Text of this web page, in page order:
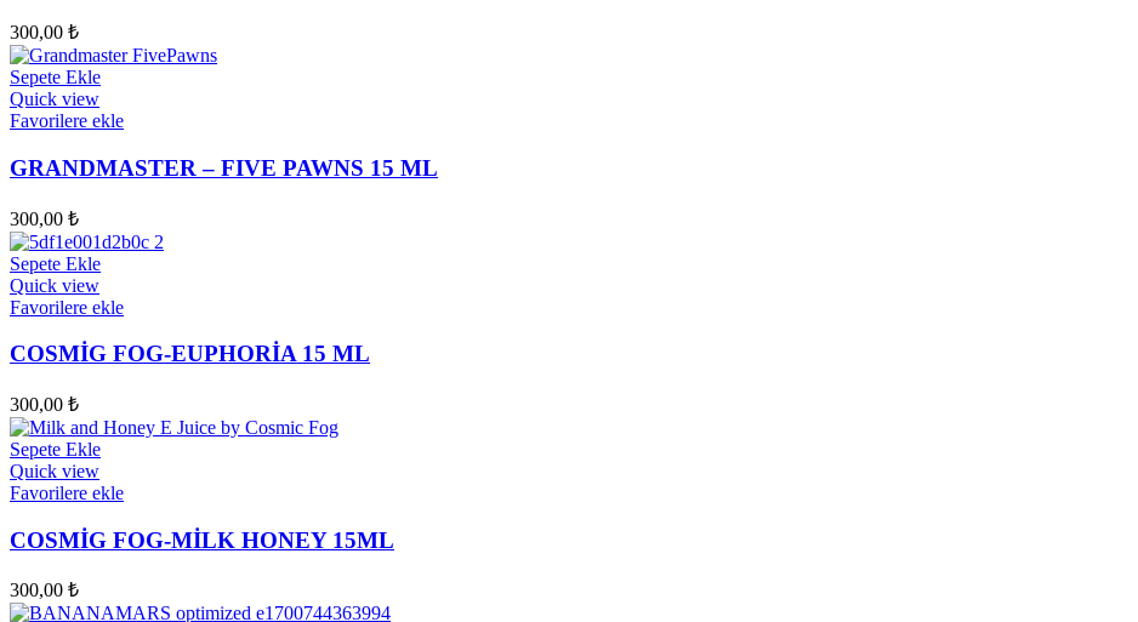
300,00 ₺
Sepete Ekle
Quick view
Favorilere ekle
GRANDMASTER – FIVE PAWNS 15 ML
300,00 ₺
Sepete Ekle
Quick view
Favorilere ekle
COSMİG FOG-EUPHORİA 15 ML
300,00 ₺
Sepete Ekle
Quick view
Favorilere ekle
COSMİG FOG-MİLK HONEY 15ML
300,00 ₺